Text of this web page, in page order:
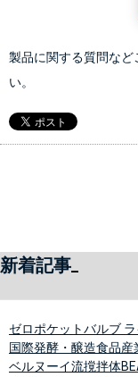
製品に関する質問など
い。
新着記事
ゼロポケットバルブ
国際発酵・醸造食品産
ベルヌーイ流撹拌体